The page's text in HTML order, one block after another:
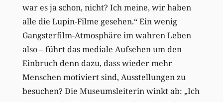
war es ja schon, nicht? Ich meine, wir haben
alle die Lupin-Filme gesehen.“ Ein wenig
Gangsterfilm-Atmosphäre im wahren Leben
also – führt das mediale Aufsehen um den
Einbruch denn dazu, dass wieder mehr
Menschen motiviert sind, Ausstellungen zu
besuchen? Die Museumsleiterin winkt ab: „Ich